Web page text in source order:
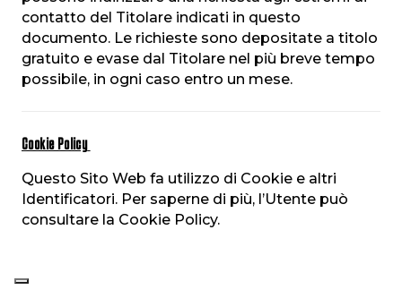
contatto del Titolare indicati in questo
documento. Le richieste sono depositate a titolo
gratuito e evase dal Titolare nel più breve tempo
possibile, in ogni caso entro un mese.
Cookie Policy
Questo Sito Web fa utilizzo di Cookie e altri
Identificatori. Per saperne di più, l’Utente può
consultare la Cookie Policy.